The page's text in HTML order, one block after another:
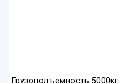
Грузоподъемность 5000кг.